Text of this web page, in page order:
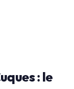
: le